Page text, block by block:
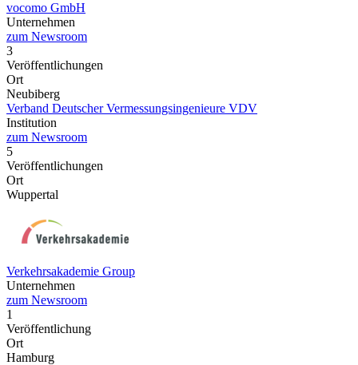
vocomo GmbH
Unternehmen
zum Newsroom
3
Veröffentlichungen
Ort
Neubiberg
Verband Deutscher Vermessungsingenieure VDV
Institution
zum Newsroom
5
Veröffentlichungen
Ort
Wuppertal
Verkehrsakademie Group
Unternehmen
zum Newsroom
1
Veröffentlichung
Ort
Hamburg